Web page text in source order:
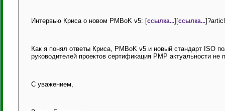
Интервью Криса о новом PMBoK v5: [ссылка...][ссылка...
Как я понял ответы Криса, PMBoK v5 и новый стандарт ISO
руководителей проектов сертификация PMP актуальности не
С уважением,